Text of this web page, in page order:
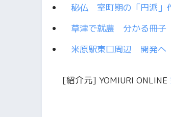
秘仏 室町期の「円派」
草津で就農 分かる冊子
米原駅東口周辺 開発へ
[紹介元] YOMIURI ONLINE